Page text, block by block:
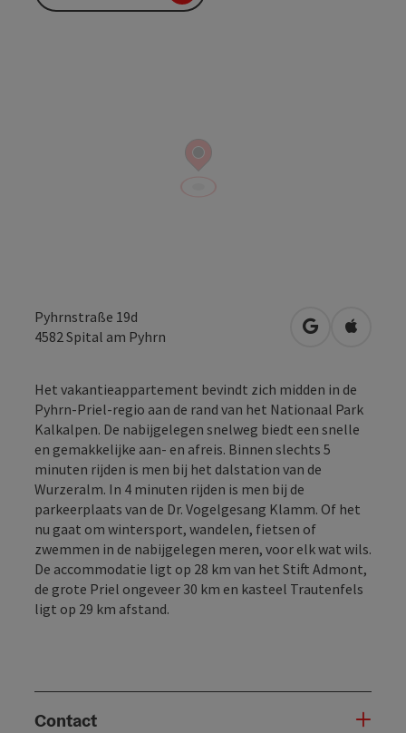
Pyhrnstraße 19d
4582 Spital am Pyhrn Openen in
Het vakantieappartement bevindt zich midden in de
Pyhrn-Priel-regio aan de rand van het Nationaal Park
Kalkalpen. De nabijgelegen snelweg biedt een snelle
en gemakkelijke aan- en afreis. Binnen slechts 5
minuten rijden is men bij het dalstation van de
Wurzeralm. In 4 minuten rijden is men bij de
parkeerplaats van de Dr. Vogelgesang Klamm. Of het
nu gaat om wintersport, wandelen, fietsen of
zwemmen in de nabijgelegen meren, voor elk wat wils.
De accommodatie ligt op 28 km van het Stift Admont,
de grote Priel ongeveer 30 km en kasteel Trautenfels
ligt op 29 km afstand.
Contact